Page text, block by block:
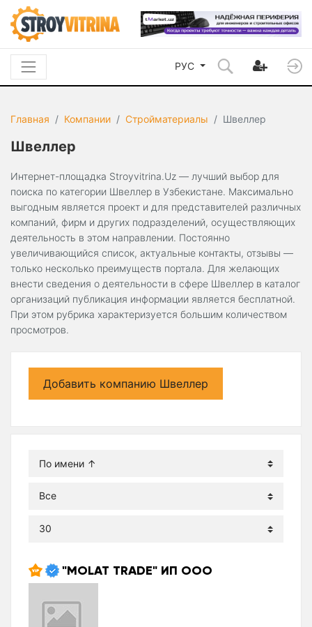
РУС
Главная Компании Стройматериалы Швеллер
Швеллер
Интернет-площадка Stroyvitrina.Uz — лучший выбор для
поиска по категории Швеллер в Узбекистане. Максимально
выгодным является проект и для представителей различных
компаний, фирм и других подразделений, осуществляющих
деятельность в этом направлении. Постоянно
увеличивающийся список, актуальные контакты, отзывы —
только несколько преимуществ портала. Для желающих
внести сведения о деятельности в сфере Швеллер в каталог
организаций публикация информации является бесплатной.
При этом рубрика характеризуется большим количеством
просмотров.
Добавить компанию Швеллер
"MOLAT TRADE" ИП ООО